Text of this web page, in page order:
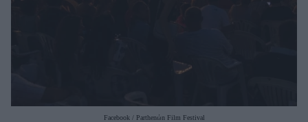
Πρόσωπα Facebook / Parthenώn Film Festival